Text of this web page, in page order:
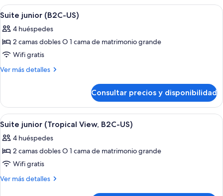
E)
vistas
al
(Superior,
E)
Abrir
todas
las
fotos
de
Suite
US)
Habitación de hotel con una cama
4
Suite junior (B2C-US)
4 huéspedes
2 camas dobles O 1 cama de matrimonio grande
Wifi gratis
Ver más detalles
Más
junior
(B2C-
US)
Consultar precios y disponibilidad
Abrir
todas
las
fotos
de
Suite
Habitación de hotel con una cama
4
Suite junior (Tropical View, B2C-US)
4 huéspedes
2 camas dobles O 1 cama de matrimonio grande
Wifi gratis
Ver más detalles
Más